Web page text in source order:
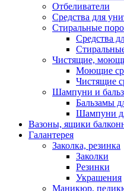
Отбеливатели
Средства для
Стиральные
Средства
Чистящие,
Моющие
Чистящие
Шампуни и
Бальзамы
Шампуни
Вазоны, ящики
Галантерея
Заколка, резинка
Заколки
Резинки
Украшения
Маникюр,